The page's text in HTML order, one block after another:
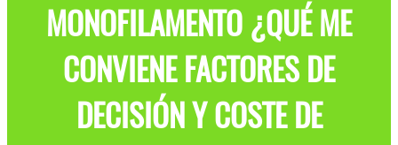
MONOFILAMENTO ¿QUÉ ME
CONVIENE FACTORES DE
DECISIÓN Y COSTE DE